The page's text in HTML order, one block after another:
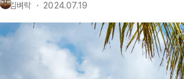
김벼락 ・ 2024.07.19